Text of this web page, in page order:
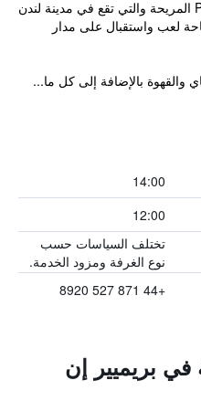
توفر Premier Inn Rainham London المريحة والتي تقع في مدينة لندن
لعب واستقبال على مدار
بالإضافة إلى كل ما...
14:00
12:00
تختلف السياسات حسب
نوع الغرفة ومزود الخدمة.
+44 871 527 8920
في بريميير إن